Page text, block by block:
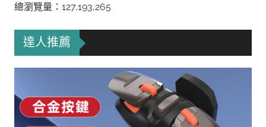
總瀏覽量：127,193,265
達人推薦